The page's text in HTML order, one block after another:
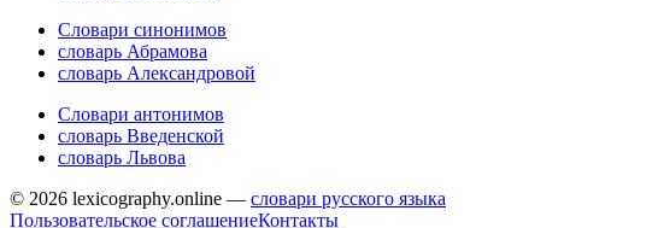
Словари синонимов
словарь Абрамова
словарь Александровой
Словари антонимов
словарь Введенской
словарь Львова
© 2026 lexicography.online — словари русского языка
Пользовательское соглашениеКонтакты